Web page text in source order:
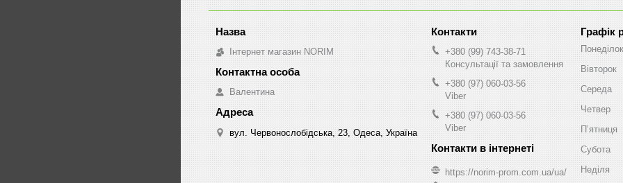
Інтернет магазин NORIM
Валентина
вул. Червонослобідська, 23, Одеса, Україна
+380 (99) 743-38-71
Консультації та замовлення
+380 (97) 060-03-56
Viber
+380 (97) 060-03-56
Viber
https://norim-prom.com.ua/ua/
Графік
Понеділок
Вівторок
Середа
Четвер
Пʼятниця
Субота
Неділя